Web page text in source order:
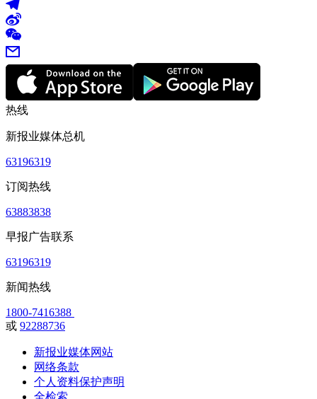
热线
新报业媒体总机
63196319
订阅热线
63883838
早报广告联系
63196319
新闻热线
1800-7416388
或 92288736
新报业媒体网站
网络条款
个人资料保护声明